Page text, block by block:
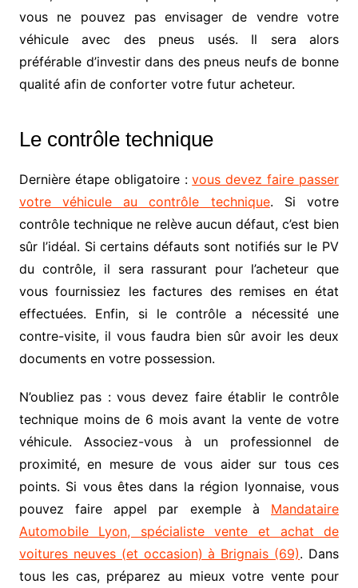
vous ne pouvez pas envisager de vendre votre
véhicule avec des pneus usés. Il sera alors
préférable d’investir dans des pneus neufs de bonne
qualité afin de conforter votre futur acheteur.
Le contrôle technique
Dernière étape obligatoire :vous devez faire passer
votre véhicule au contrôle technique. Si votre
contrôle technique ne relève aucun défaut, c’est bien
sûr l’idéal. Si certains défauts sont notifiés sur le PV
du contrôle, il sera rassurant pour l’acheteur que
vous fournissiez les factures des remises en état
effectuées. Enfin, si le contrôle a nécessité une
contre-visite, il vous faudra bien sûr avoir les deux
documents en votre possession.
N’oubliez pas : vous devez faire établir le contrôle
technique moins de 6 mois avant la vente de votre
véhicule. Associez-vous à un professionnel de
proximité, en mesure de vous aider sur tous ces
points. Si vous êtes dans la région lyonnaise, vous
pouvez faire appel par exemple à Mandataire
Automobile Lyon, spécialiste vente et achat de
voitures neuves (et occasion) à Brignais (69). Dans
tous les cas, préparez au mieux votre vente pour